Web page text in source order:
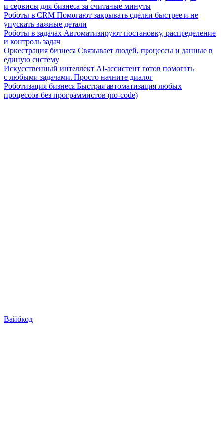
и сервисы для бизнеса за считаные минуты
Роботы в CRM Помогают закрывать сделки быстрее и не
упускать важные детали
Роботы в задачах Автоматизируют постановку, распределение
и контроль задач
Оркестрация бизнеса Связывает людей, процессы и данные в
единую систему
Искусственный интеллект AI-ассистент готов помогать
с любыми задачами. Просто начните диалог
Роботизация бизнеса Быстрая автоматизация любых
процессов без программистов (no-code)
Вайбкод